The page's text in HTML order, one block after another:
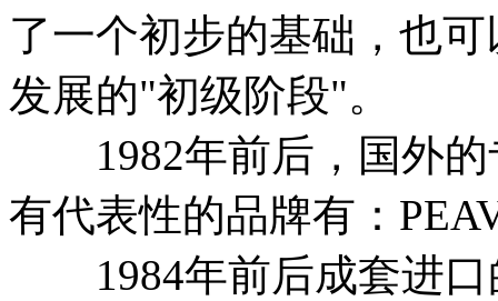
了一个初步的基础，也
发展的"初级阶段"。
1982年前后，国外的
有代表性的品牌有：
1984年前后成套进口